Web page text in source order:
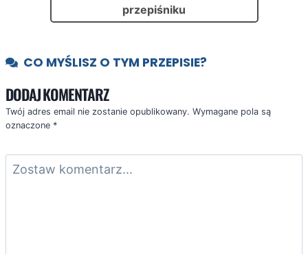
przepiśniku
CO MYŚLISZ O TYM PRZEPISIE?
DODAJ KOMENTARZ
Twój adres email nie zostanie opublikowany. Wymagane pola są
oznaczone *